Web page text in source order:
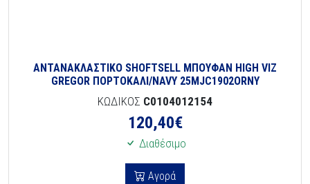
ΑΝΤΑΝΑΚΛΑΣΤΙΚΟ SHOFTSELL ΜΠΟΥΦΑΝ HIGH VIZ
GREGOR ΠΟΡΤΟΚΑΛΙ/NAVY 25MJC1902ORNY
ΚΩΔΙΚΟΣ C0104012154
120,40€
Διαθέσιμο
Αγορά